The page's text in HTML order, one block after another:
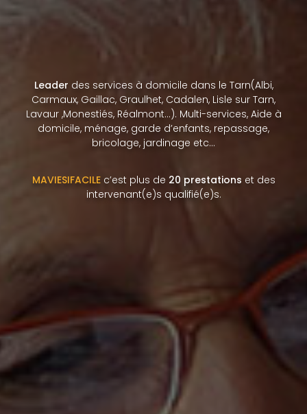
Leader des services à domicile dans le Tarn(Albi,
Carmaux, Gaillac, Graulhet, Cadalen, Lisle sur Tarn,
Lavaur ,Monestiés, Réalmont…). Multi-services, Aide à
domicile, ménage, garde d’enfants, repassage,
bricolage, jardinage etc…
MAVIESIFACILEc’est plus de 20 prestations et des
intervenant(e)s qualifié(e)s.